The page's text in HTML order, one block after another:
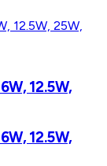
12.5W,
12.5W,